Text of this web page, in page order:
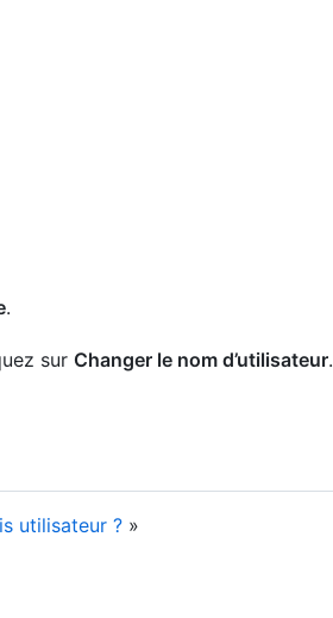
.
sur Changer le nom d’utilisateur.
utilisateur ? »